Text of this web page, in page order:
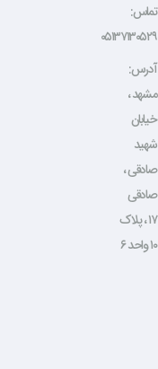
تماس:
۰۵۱۳۷۱۳۰۵۲۹
آدرس:
مشهد ،
خیابان
شهید
صادقی ،
صادقی
۱۷ ، پلاک
۱۰ واحد ۶